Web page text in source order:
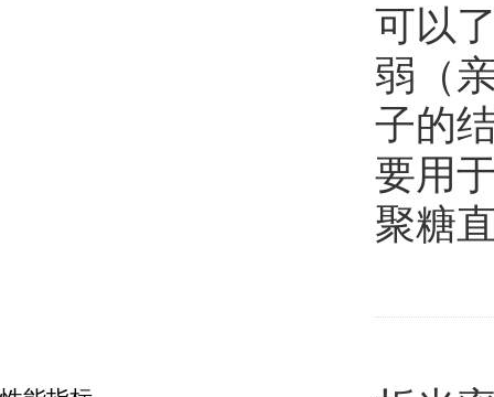
可以
弱（
子的
要用
聚糖